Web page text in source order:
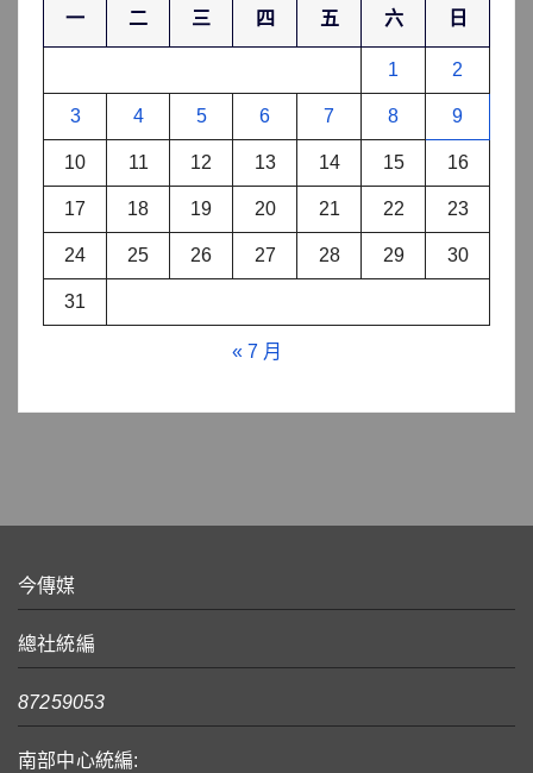
一 二 三 四 五 六 日
1 2
3 4 5 6 7 8 9
10 11 12 13 14 15 16
17 18 19 20 21 22 23
24 25 26 27 28 29 30
31
« 7 月
今傳媒
總社統編
87259053
南部中心統編: